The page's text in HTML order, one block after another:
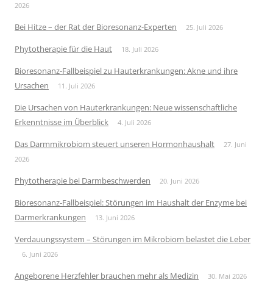
2026
Bei Hitze – der Rat der Bioresonanz-Experten 25. Juli 2026
Phytotherapie für die Haut 18. Juli 2026
Bioresonanz-Fallbeispiel zu Hauterkrankungen: Akne und ihre
Ursachen
11. Juli 2026
Die Ursachen von Hauterkrankungen: Neue wissenschaftliche
Erkenntnisse im Überblick
4. Juli 2026
Das Darmmikrobiom steuert unseren Hormonhaushalt
27. Juni
2026
Phytotherapie bei Darmbeschwerden 20. Juni 2026
Bioresonanz-Fallbeispiel: Störungen im Haushalt der Enzyme bei
Darmerkrankungen
13. Juni 2026
Verdauungssystem – Störungen im Mikrobiom belastet die Leber
6. Juni 2026
Angeborene Herzfehler brauchen mehr als Medizin 30. Mai 2026